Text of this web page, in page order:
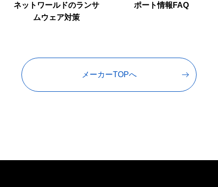
ネットワールドのランサ
ムウェア対策
ポート情報FAQ
メーカーTOPへ